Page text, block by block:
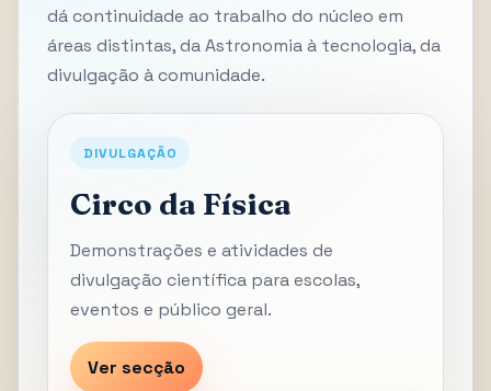
dá continuidade ao trabalho do núcleo em
áreas distintas, da Astronomia à tecnologia, da
divulgação à comunidade.
DIVULGAÇÃO
Circo da Física
Demonstrações e atividades de
divulgação científica para escolas,
eventos e público geral.
Ver secção